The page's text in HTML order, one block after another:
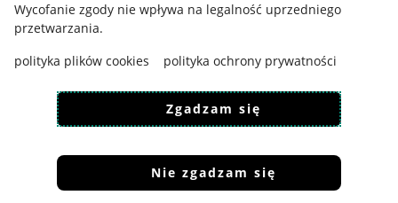
Wycofanie zgody nie wpływa na legalność uprzedniego
przetwarzania.
polityka plików cookies
polityka ochrony prywatności
Zgadzam się
Nie zgadzam się
Korzystanie z serwisu oznacza akceptacjęregulaminu